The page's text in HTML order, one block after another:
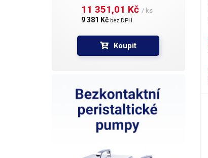
11 351,01 Kč / ks
9 381 Kč bez DPH
Koupit